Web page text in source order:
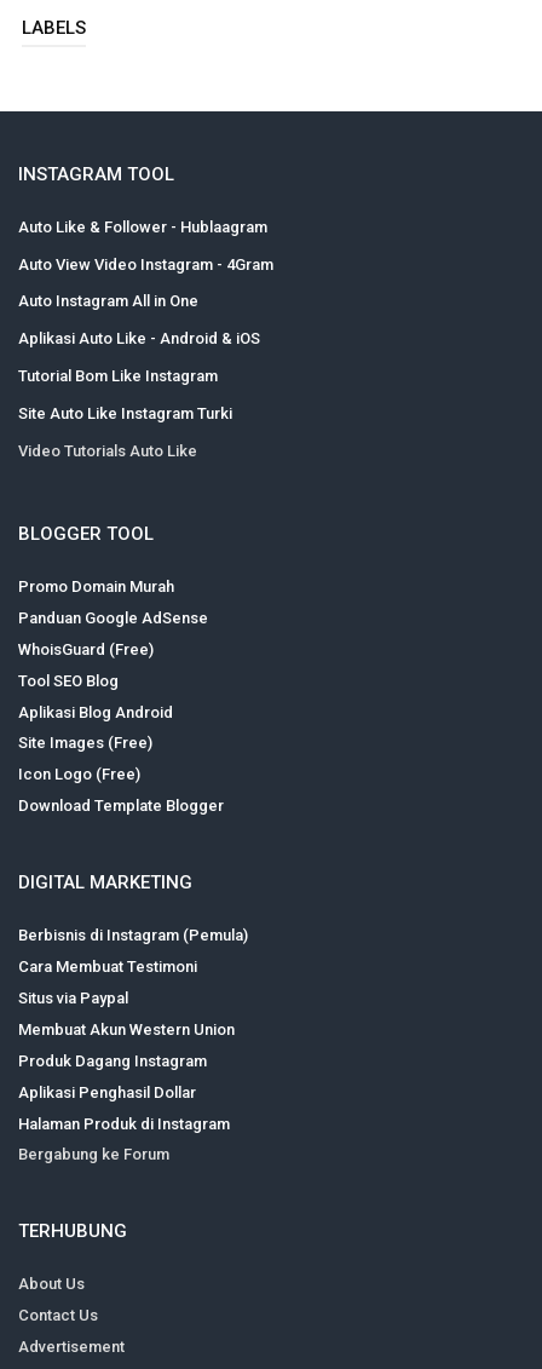
LABELS
INSTAGRAM TOOL
Auto Like & Follower - Hublaagram
Auto View Video Instagram - 4Gram
Auto Instagram All in One
Aplikasi Auto Like - Android & iOS
Tutorial Bom Like Instagram
Site Auto Like Instagram Turki
Video Tutorials Auto Like
BLOGGER TOOL
Promo Domain Murah
Panduan Google AdSense
WhoisGuard (Free)
Tool SEO Blog
Aplikasi Blog Android
Site Images (Free)
Icon Logo (Free)
Download Template Blogger
DIGITAL MARKETING
Berbisnis di Instagram (Pemula)
Cara Membuat Testimoni
Situs via Paypal
Membuat Akun Western Union
Produk Dagang Instagram
Aplikasi Penghasil Dollar
Halaman Produk di Instagram
Bergabung ke Forum
TERHUBUNG
About Us
Contact Us
Advertisement